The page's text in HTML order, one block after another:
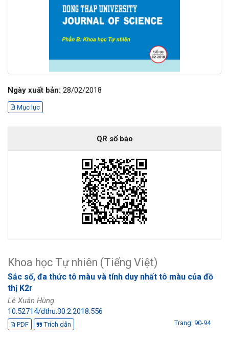
Ngày xuất bản: 28/02/2018
Mục lục
QR số báo
Khoa học Tự nhiên (Tiếng Việt)
Sắc số, đa thức tô màu và tính duy nhất tô màu của đồ
thị K2r
Lê Xuân Hùng
10.52714/dthu.30.2.2018.556
PDF Trích dẫn Trang: 90-94